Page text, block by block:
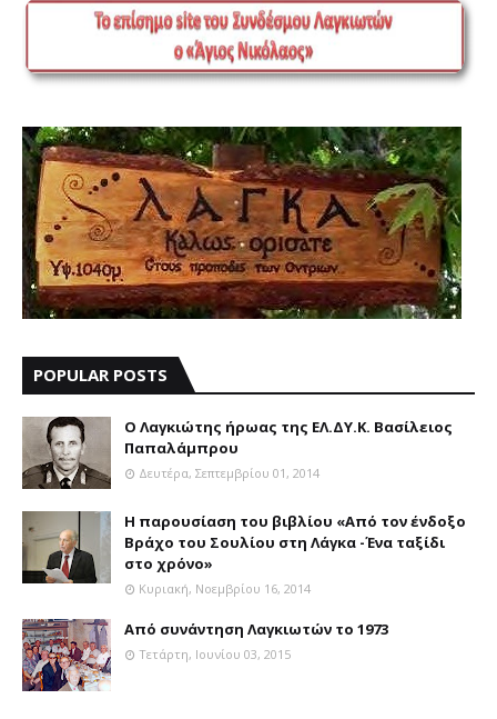
POPULAR POSTS
Ο Λαγκιώτης ήρωας της ΕΛ.ΔΥ.Κ. Βασίλειος
Παπαλάμπρου
Δευτέρα, Σεπτεμβρίου 01, 2014
Η παρουσίαση του βιβλίου «Από τον ένδοξο
Βράχο του Σουλίου στη Λάγκα -Ένα ταξίδι
στο χρόνο»
Κυριακή, Νοεμβρίου 16, 2014
Aπό συνάντηση Λαγκιωτών το 1973
Τετάρτη, Ιουνίου 03, 2015